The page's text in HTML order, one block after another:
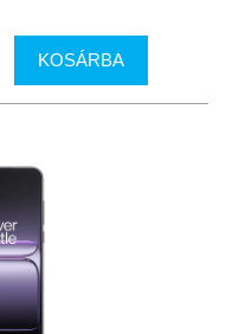
KOSÁRBA